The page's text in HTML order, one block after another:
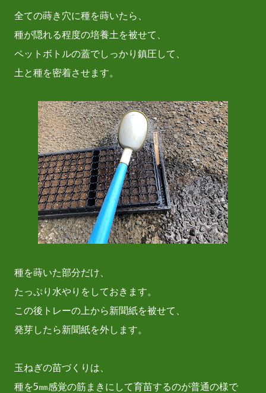
全ての蒔き穴に種を蒔いたら、
種が隠れる程度の培養土を被せて、
ペットボトルの蓋でしっかり鎮圧して、
土と種を密着させます。
種を蒔いた部分だけ、
たっぷり水やりをしておきます。
この後トレーの上から新聞紙を被せて、
発芽したら新聞紙を外します。
玉ねぎの苗づくりは、
種を5㎜感覚の筋まきにして育苗するのが普通の様で